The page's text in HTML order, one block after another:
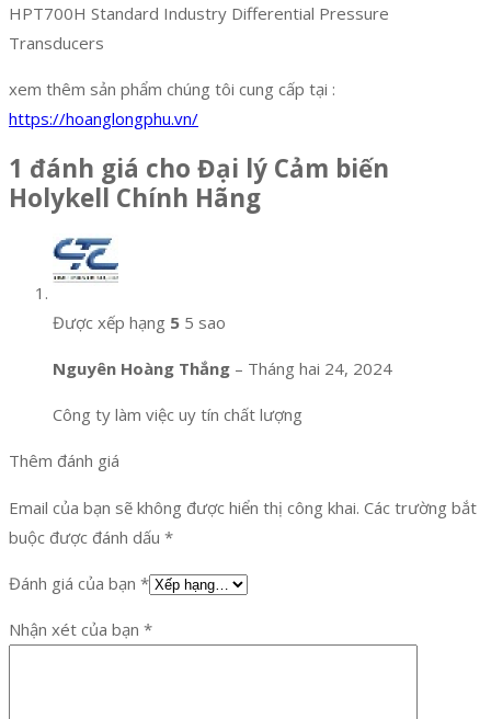
HPT700H Standard Industry Differential Pressure
Transducers
xem thêm sản phẩm chúng tôi cung cấp tại :
https://hoanglongphu.vn/
1 đánh giá cho Đại lý Cảm biến
Holykell Chính Hãng
Được xếp hạng 5 5 sao
Nguyên Hoàng Thắng – Tháng hai 24, 2024
Công ty làm việc uy tín chất lượng
Thêm đánh giá
Email của bạn sẽ không được hiển thị công khai. Các trường bắt
buộc được đánh dấu *
Đánh giá của bạn *
Nhận xét của bạn *